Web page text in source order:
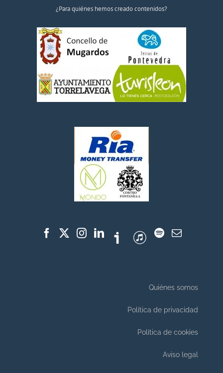
¿Para quiénes hemos creado contenidos?
Quiénes somos
Política de privacidad
Política de cookies
Aviso legal